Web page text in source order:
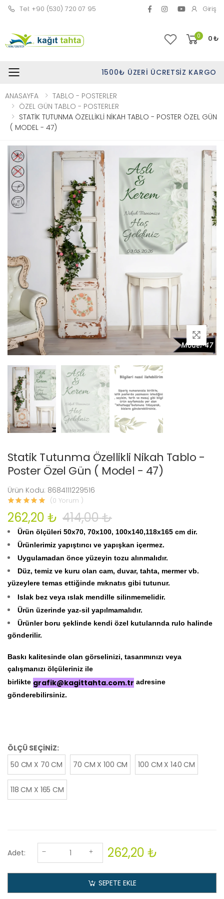
Tel: +90 (530) 720 07 95 Giriş
0 0₺
Toggle mobile menu1500₺ ÜZERI ÜCRETSIZ KARGO
ANASAYFA
TABLO - POSTERLER
ÖZEL GÜN TABLO - POSTERLER
STATİK TUTUNMA ÖZELLİKLİ NİKAH TABLO - POSTER ÖZEL GÜN
( MODEL - 47)
Statik Tutunma Özellikli Nikah Tablo -
Poster Özel Gün ( Model - 47)
Ürün Kodu: 8684111229516
(0 Yorum )
262,20 ₺ 414,00 ₺
Ürün ölçüleri 50x70, 70x100, 100x140,118x165 cm dir.
Ürünlerimiz yapıştırıcı ve yapışkan içermez.
Uygulamadan önce yüzeyin tozu alınmalıdır.
Düz, temiz ve kuru olan cam, duvar, tahta, mermer vb.
yüzeylere temas ettiğinde mıknatıs gibi tutunur.
Islak bez veya ıslak mendille silinmemelidir.
Ürün üzerinde yaz-sil yapılmamalıdır.
Ürünler boru şeklinde kendi özel kutularında rulo halinde
gönderilir.
Baskı kalitesinde olan görselinizi, tasarımınızı veya
çalışmanızı ölçüleriniz ile
birlikte grafik@kagittahta.com.tr adresine
gönderebilirsiniz.
ÖLÇÜ SEÇİNİZ:
50 CM X 70 CM
70 CM X 100 CM 100 CM X 140 CM
118 CM X 165 CM
Adet: 262,20 ₺
SEPETE EKLE